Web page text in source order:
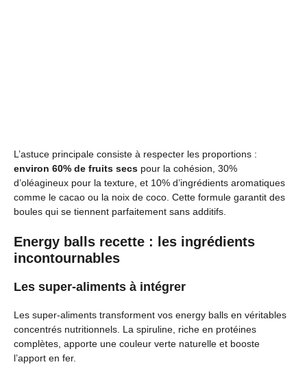
L’astuce principale consiste à respecter les proportions :
environ 60% de fruits secs pour la cohésion, 30%
d’oléagineux pour la texture, et 10% d’ingrédients aromatiques
comme le cacao ou la noix de coco. Cette formule garantit des
boules qui se tiennent parfaitement sans additifs.
Energy balls recette : les ingrédients
incontournables
Les super-aliments à intégrer
Les super-aliments transforment vos energy balls en véritables
concentrés nutritionnels. La spiruline, riche en protéines
complètes, apporte une couleur verte naturelle et booste
l’apport en fer.